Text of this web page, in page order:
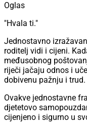
Oglas
"Hvala ti."
Jednostavno
roditelj vidi i cijeni.
međusobnog
riječi jačaju odnos i
dobivenu pažnju i trud.
Ovakve jednostavne
djetetovo
cijenjeno i sigurno u